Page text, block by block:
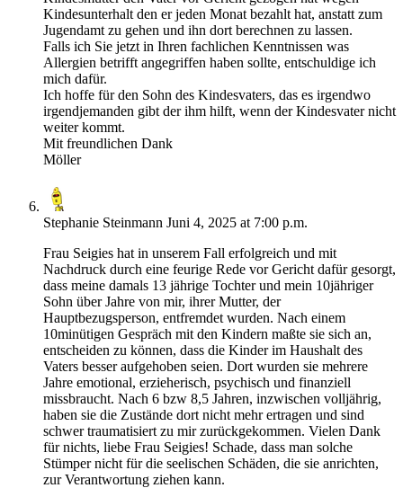
Kindesunterhalt den er jeden Monat bezahlt hat, anstatt zum
Jugendamt zu gehen und ihn dort berechnen zu lassen.
Falls ich Sie jetzt in Ihren fachlichen Kenntnissen was
Allergien betrifft angegriffen haben sollte, entschuldige ich
mich dafür.
Ich hoffe für den Sohn des Kindesvaters, das es irgendwo
irgendjemanden gibt der ihm hilft, wenn der Kindesvater nicht
weiter kommt.
Mit freundlichen Dank
Möller
Stephanie Steinmann Juni 4, 2025 at 7:00 p.m.
Frau Seigies hat in unserem Fall erfolgreich und mit
Nachdruck durch eine feurige Rede vor Gericht dafür gesorgt,
dass meine damals 13 jährige Tochter und mein 10jähriger
Sohn über Jahre von mir, ihrer Mutter, der
Hauptbezugsperson, entfremdet wurden. Nach einem
10minütigen Gespräch mit den Kindern maßte sie sich an,
entscheiden zu können, dass die Kinder im Haushalt des
Vaters besser aufgehoben seien. Dort wurden sie mehrere
Jahre emotional, erzieherisch, psychisch und finanziell
missbraucht. Nach 6 bzw 8,5 Jahren, inzwischen volljährig,
haben sie die Zustände dort nicht mehr ertragen und sind
schwer traumatisiert zu mir zurückgekommen. Vielen Dank
für nichts, liebe Frau Seigies! Schade, dass man solche
Stümper nicht für die seelischen Schäden, die sie anrichten,
zur Verantwortung ziehen kann.